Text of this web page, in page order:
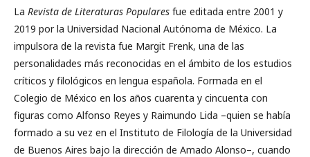
La Revista de Literaturas Populares fue editada entre 2001 y
2019 por la Universidad Nacional Autónoma de México. La
impulsora de la revista fue Margit Frenk, una de las
personalidades más reconocidas en el ámbito de los estudios
críticos y filológicos en lengua española. Formada en el
Colegio de México en los años cuarenta y cincuenta con
figuras como Alfonso Reyes y Raimundo Lida –quien se había
formado a su vez en el Instituto de Filología de la Universidad
de Buenos Aires bajo la dirección de Amado Alonso–, cuando